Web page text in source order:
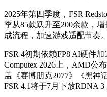
2025年第四季度，FSR
季从85款跃升至200余款，
成流程，加速游戏适配节奏。
FSR 4初期依赖FP8 AI硬件
Computex 2026上，AMD公
盖《赛博朋克2077》《黑神
FSR 4.1将于7月下放RDNA 3